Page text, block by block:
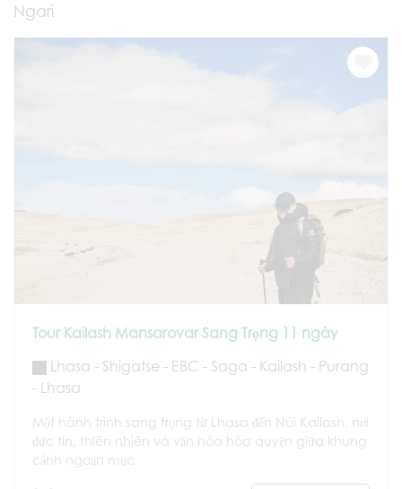
Ngari
Tour Kailash Mansarovar Sang Trọng 11 ngày
Lhasa - Shigatse - EBC - Saga - Kailash - Purang
- Lhasa
Một hành trình sang trọng từ Lhasa đến Núi Kailash, nơi
đức tin, thiên nhiên và văn hóa hòa quyện giữa khung
cảnh ngoạn mục.